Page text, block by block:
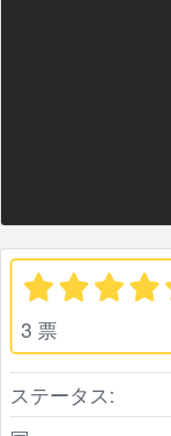
3 票
ステータス: